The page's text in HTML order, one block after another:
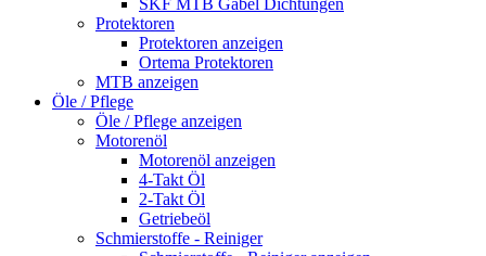
SKF MTB Gabel Dichtungen
Protektoren
Protektoren anzeigen
Ortema Protektoren
MTB anzeigen
Öle / Pflege
Öle / Pflege anzeigen
Motorenöl
Motorenöl anzeigen
4-Takt Öl
2-Takt Öl
Getriebeöl
Schmierstoffe - Reiniger